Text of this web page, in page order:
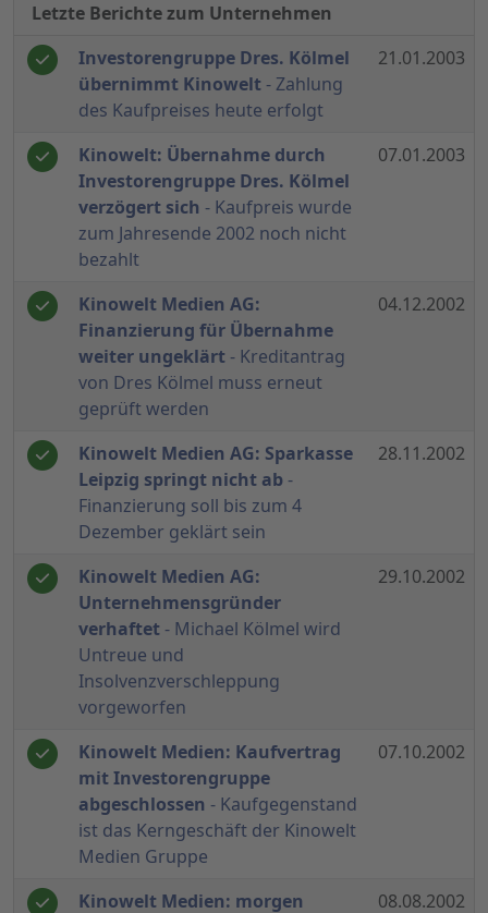
Letzte Berichte zum Unternehmen
Investorengruppe Dres. Kölmel
übernimmt Kinowelt - Zahlung
des Kaufpreises heute erfolgt
21.01.2003
Kinowelt: Übernahme durch
Investorengruppe Dres. Kölmel
verzögert sich - Kaufpreis wurde
zum Jahresende 2002 noch nicht
bezahlt
07.01.2003
Kinowelt Medien AG:
Finanzierung für Übernahme
weiter ungeklärt - Kreditantrag
von Dres Kölmel muss erneut
geprüft werden
04.12.2002
Kinowelt Medien AG: Sparkasse
Leipzig springt nicht ab-
Finanzierung soll bis zum 4
Dezember geklärt sein
28.11.2002
Kinowelt Medien AG:
Unternehmensgründer
verhaftet - Michael Kölmel wird
Untreue und
Insolvenzverschleppung
vorgeworfen
29.10.2002
Kinowelt Medien: Kaufvertrag
mit Investorengruppe
abgeschlossen - Kaufgegenstand
ist das Kerngeschäft der Kinowelt
Medien Gruppe
07.10.2002
Kinowelt Medien: morgen 08.08.2002